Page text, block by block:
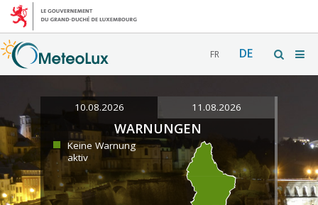
FR DE
10.08.2026 11.08.2026
WARNUNGEN
Keine Warnung
aktiv